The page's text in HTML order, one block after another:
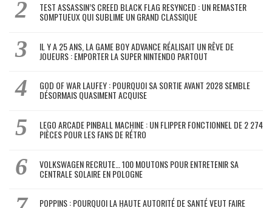
TEST ASSASSIN’S CREED BLACK FLAG RESYNCED : UN REMASTER
SOMPTUEUX QUI SUBLIME UN GRAND CLASSIQUE
IL Y A 25 ANS, LA GAME BOY ADVANCE RÉALISAIT UN RÊVE DE
JOUEURS : EMPORTER LA SUPER NINTENDO PARTOUT
GOD OF WAR LAUFEY : POURQUOI SA SORTIE AVANT 2028 SEMBLE
DÉSORMAIS QUASIMENT ACQUISE
LEGO ARCADE PINBALL MACHINE : UN FLIPPER FONCTIONNEL DE 2 274
PIÈCES POUR LES FANS DE RÉTRO
VOLKSWAGEN RECRUTE… 100 MOUTONS POUR ENTRETENIR SA
CENTRALE SOLAIRE EN POLOGNE
POPPINS : POURQUOI LA HAUTE AUTORITÉ DE SANTÉ VEUT FAIRE